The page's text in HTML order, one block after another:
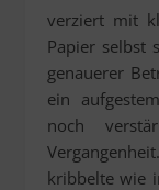
verziert mit
Papier selbst
genauerer
ein
noch
kribbelte wie